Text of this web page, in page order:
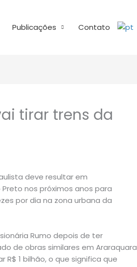
Publicações Contato
tirar trens da
deve resultar em
nos próximos anos para
por dia na zona urbana da
Rumo depois de ter
de obras similares em Araraquara
1 bilhão, o que significa que